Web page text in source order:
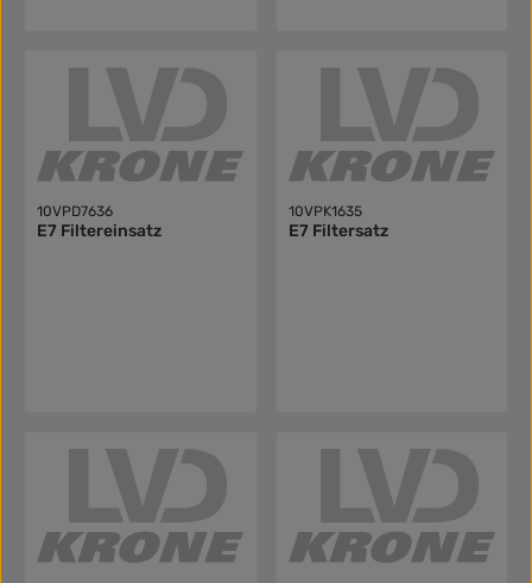
10VPD7636
E7 Filtereinsatz
10VPK1635
E7 Filtersatz